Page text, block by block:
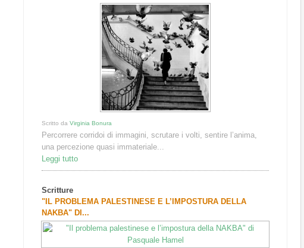
Scritto daVirginia Bonura
Percorrere corridoi di immagini, scrutare i volti, sentire l’anima,
una percezione quasi immateriale...
Leggi tutto
Scritture
"IL PROBLEMA PALESTINESE E L’IMPOSTURA DELLA
NAKBA" DI...